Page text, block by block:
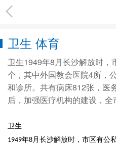
卫生 体育
卫生1949年8月长沙解放时，
个，其中外国教会医院4所，
和诊所。共有病床812张，医
后，加强医疗机构的建设，全
卫生
1949年8月长沙解放时，市区有公